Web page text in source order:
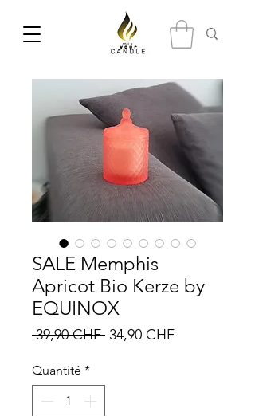
SALE Memphis
Apricot Bio Kerze by
EQUINOX
39,90 CHF Prix
34,90 CHFPrix
Quantité *